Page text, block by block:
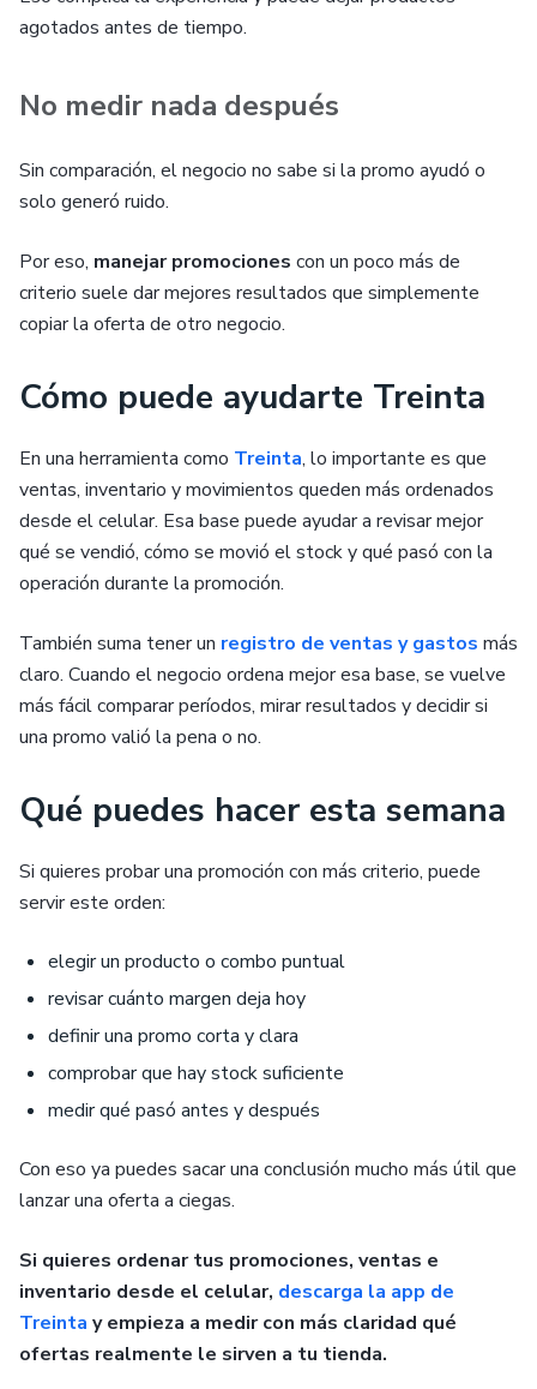
agotados antes de tiempo.
No medir nada después
Sin comparación, el negocio no sabe si la promo ayudó o
solo generó ruido.
Por eso, manejar promociones con un poco más de
criterio suele dar mejores resultados que simplemente
copiar la oferta de otro negocio.
Cómo puede ayudarte Treinta
En una herramienta como Treinta, lo importante es que
ventas, inventario y movimientos queden más ordenados
desde el celular. Esa base puede ayudar a revisar mejor
qué se vendió, cómo se movió el stock y qué pasó con la
operación durante la promoción.
También suma tener un registro de ventas y gastos más
claro. Cuando el negocio ordena mejor esa base, se vuelve
más fácil comparar períodos, mirar resultados y decidir si
una promo valió la pena o no.
Qué puedes hacer esta semana
Si quieres probar una promoción con más criterio, puede
servir este orden:
elegir un producto o combo puntual
revisar cuánto margen deja hoy
definir una promo corta y clara
comprobar que hay stock suficiente
medir qué pasó antes y después
Con eso ya puedes sacar una conclusión mucho más útil que
lanzar una oferta a ciegas.
Si quieres ordenar tus promociones, ventas e
inventario desde el celular, descarga la app de
Treinta y empieza a medir con más claridad qué
ofertas realmente le sirven a tu tienda.